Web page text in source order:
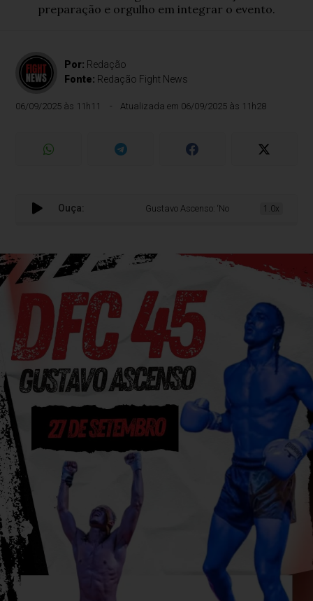
preparação e orgulho em integrar o evento.
Por: Redação
Fonte: Redação Fight News
06/09/2025 às 11h11 Atualizada em 06/09/2025 às 11h28
Ouça: Gustavo Ascenso: ‘No DFC 45 vai vencer
1.0x